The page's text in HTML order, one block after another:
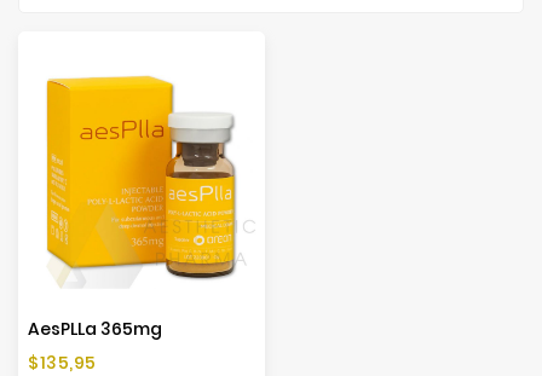
AesPLLa 365mg
Preis
$135,95